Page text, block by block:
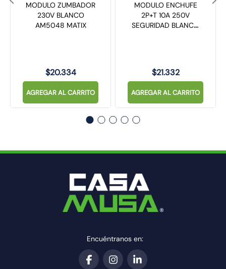
MODULO ZUMBADOR
230V BLANCO
AM5048 MATIX
$20.334
AGREGAR AL CARRITO
MODULO ENCHUFE
2P+T 10A 250V
SEGURIDAD BLANCO
$21.332
AGREGAR AL CARRITO
Encuéntranos en: